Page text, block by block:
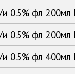
0.5% фл
и 0.5% фл
0.5% фл